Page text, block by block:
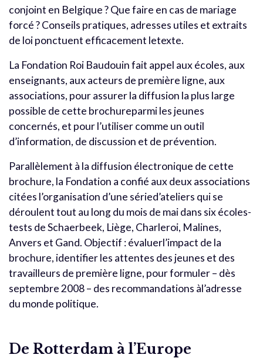
conjoint en Belgique ? Que faire en cas de mariage
forcé ? Conseils pratiques, adresses utiles et extraits
de loi ponctuent efficacement letexte.
La Fondation Roi Baudouin fait appel aux écoles, aux
enseignants, aux acteurs de première ligne, aux
associations, pour assurer la diffusion la plus large
possible de cette brochureparmi les jeunes
concernés, et pour l’utiliser comme un outil
d’information, de discussion et de prévention.
Parallèlement à la diffusion électronique de cette
brochure, la Fondation a confié aux deux associations
citées l’organisation d’une séried’ateliers qui se
déroulent tout au long du mois de mai dans six écoles-
tests de Schaerbeek, Liège, Charleroi, Malines,
Anvers et Gand. Objectif : évaluerl’impact de la
brochure, identifier les attentes des jeunes et des
travailleurs de première ligne, pour formuler – dès
septembre 2008 – des recommandations àl’adresse
du monde politique.
De Rotterdam à l’Europe